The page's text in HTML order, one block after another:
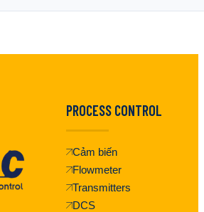
PROCESS CONTROL
Cảm biến
Flowmeter
Transmitters
DCS